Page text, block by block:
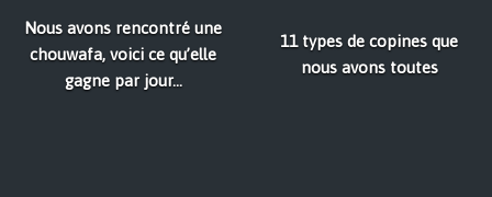
Nous avons rencontré une
chouwafa, voici ce qu’elle
gagne par jour…
11 types de copines que
nous avons toutes